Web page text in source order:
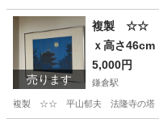
神奈川 鎌倉市 鎌倉駅
売ります
複製 ☆☆
ｘ高さ46cm
5,000円
鎌倉駅
複製 ☆☆ 平山郁夫 法隆寺の塔 ☆☆